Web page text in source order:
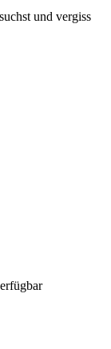
und vergiss